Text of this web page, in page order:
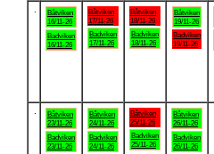
Båtviken
16/11-26
Badviken
16/11-26
Båtviken
17/11-26
Badviken
17/11-26
Båtviken
18/11-26
Badviken
18/11-26
Båtviken
19/11-26
Badviken
19/11-26
Båtviken
23/11-26
Badviken
23/11-26
Båtviken
24/11-26
Badviken
24/11-26
Båtviken
25/11-26
Badviken
25/11-26
Båtviken
26/11-26
Badviken
26/11-26